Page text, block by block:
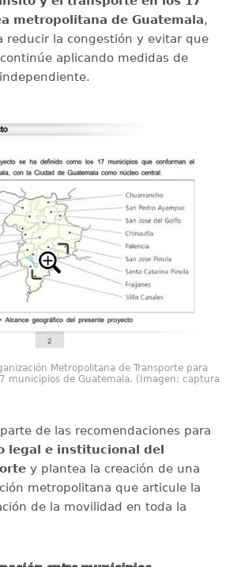
metropolitana de Guatemala,
reducir la congestión y evitar que
aplicando medidas de
Metropolitana de Transporte para
municipios de Guatemala. (Imagen: captura
de las recomendaciones para
legal e institucional del
y plantea la creación de una
metropolitana que articule la
de la movilidad en toda la